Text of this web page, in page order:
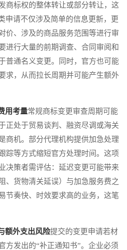
商标权的整体转让或部分转让，这
申请不仅涉及简单的信息更新，更
价、涉及的商品服务范围等进行审
进行大量的前期调查、合同审阅和
普通名义变更。同时，官方也可能
求，从而拉长周期并可能产生额外
用考量常规商标变更审查周期可能
正处于贸易谈判、融资尽调或海关
商机。部分代理机构提供加急处理
踪等方式缩短官方处理时间。这项
决策者需评估：延迟变更可能带来
、货物清关延误）与加急服务费之
节奏快、时效要求高的业务，这笔
额外支出风险提交的变更申请若材
方发出的“补正通知书”。企业必须